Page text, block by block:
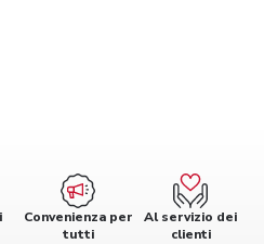
Convenienza per
tutti
Al servizio dei
clienti